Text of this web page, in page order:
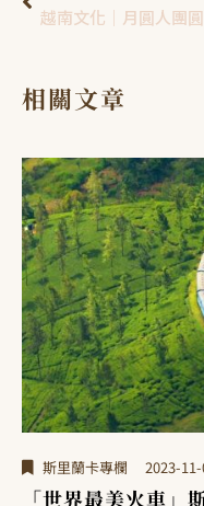
相關文章
斯里蘭卡專欄 2023-11-07
世界最美火車」斯